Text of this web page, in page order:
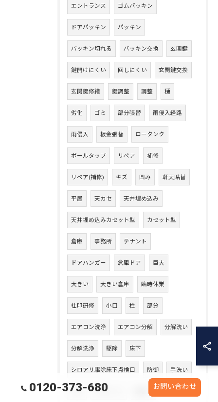
エントランス ゴムパッキン
ドアパッキン パッキン
パッキン切れる パッキン交換 玄関鍵
鍵開けにくい 回しにくい 玄関鍵交換
玄関鍵修繕 鍵調整 調整 樋
劣化 ゴミ 部分張替 雨侵入経路
雨侵入 板金張替 ロータンク
ボールタップ リペア 補修
リペア(補修) キズ 凹み 軒天貼替
平屋 天カセ 天井埋め込み
天井埋め込みカセット型 カセット型
倉庫 事務所 テナント
ドアハンガー 倉庫ドア 巨大
大きい 大きい倉庫 臨時休業
社印研修 小口 柱 部分
エアコン洗浄 エアコン分解 分解洗い
分解洗浄 駆除 床下
シロアリ駆除床下点検口 防御 手洗い
ゴム ジプトーン
0120-373-680 お問い合わせ